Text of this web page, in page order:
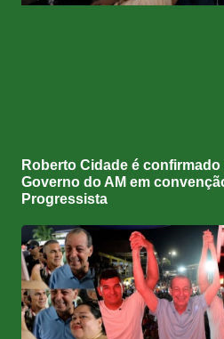
Roberto Cidade é
Governo do AM em
Progressista